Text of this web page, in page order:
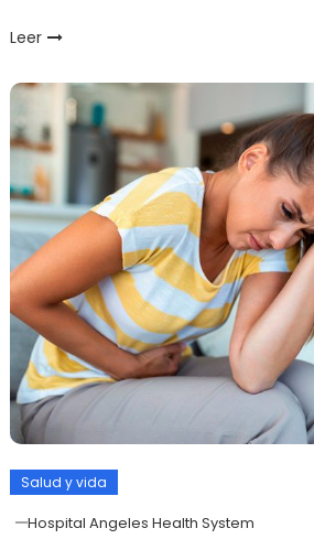
Leer
Salud y vida
Hospital Angeles Health System